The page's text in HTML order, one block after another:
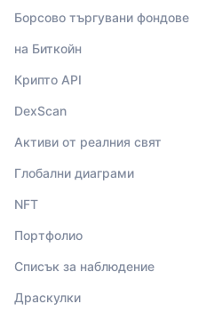
Борсово търгувани фондове
на Биткойн
Крипто API
DexScan
Активи от реалния свят
Глобални диаграми
NFT
Портфолио
Списък за наблюдение
Драскулки